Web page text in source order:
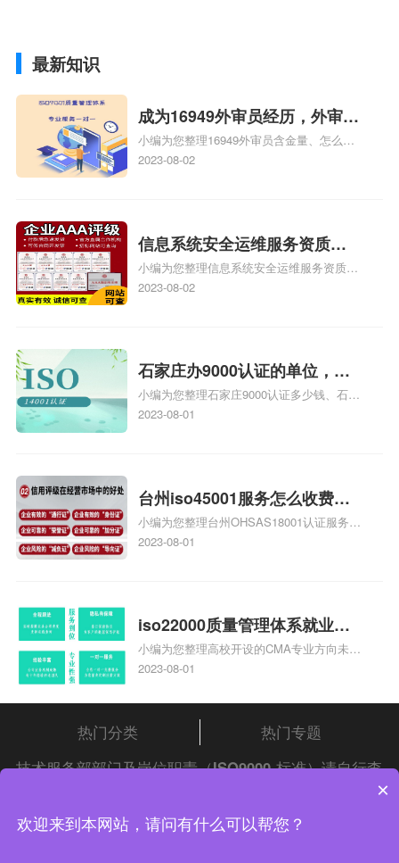
最新知识
成为16949外审员经历，外审员
16949
小编为您整理16949外审员含金量、怎么才
能成为注册的TS16949:2009的外审员、我
2023-08-02
信息系统安全运维服务资质二
级费用，信息系统安全运维服
务资质二级
小编为您整理信息系统安全运维服务资质认
证证书机构有哪些、安全运维服务资质的费
体系认证知识，详情可查看下方正文！
2023-08-02
石家庄办9000认证的单位，石
家庄9000认证的公司
小编为您整理石家庄9000认证多少钱、石家
庄9000认证价格多少钱、石家庄9000认证
2023-08-01
台州iso45001服务怎么收费，
台州iso45001认证服务怎么收
费
小编为您整理台州OHSAS18001认证服务中
心哪家收费便宜、台州ISO9000认证，哪个
标准是什么相关iso体系认证知识，详情可
查看下方正文！
2023-08-01
iso22000质量管理体系就业方
向，质量管理与认证就业方向
小编为您整理高校开设的CMA专业方向未来
就业前景及就业方向如何、cma就业方向有
和cma未来就业方向、大学生考完cma，就
哪些就业方向相关iso体系认证知识，详情
可查看下方正文！
2023-08-01
热门分类
热门专题
技术服务部部门及岗位职责（ISO9000 标准）请自行查
中证集团体系认证 版权所有 Copyright © 2022
×
欢迎来到本网站，请问有什么可以帮您？